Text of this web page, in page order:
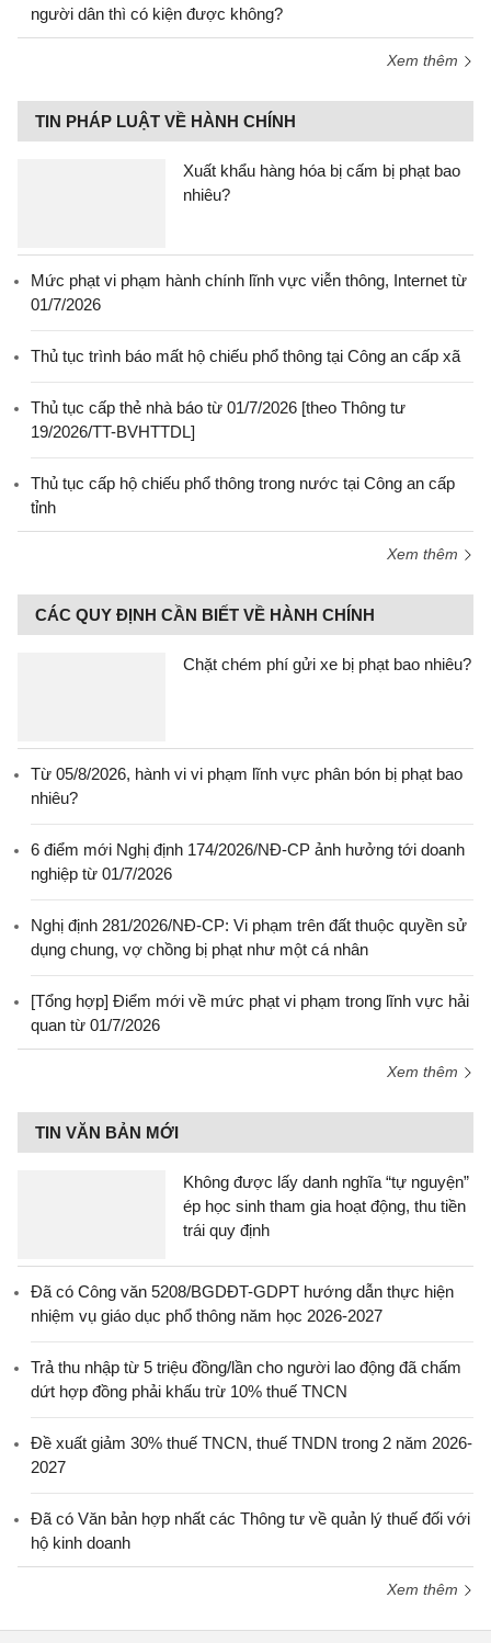
người dân thì có kiện được không?
Xem thêm
TIN PHÁP LUẬT VỀ HÀNH CHÍNH
Xuất khẩu hàng hóa bị cấm bị phạt bao
nhiêu?
Mức phạt vi phạm hành chính lĩnh vực viễn thông, Internet từ
01/7/2026
Thủ tục trình báo mất hộ chiếu phổ thông tại Công an cấp xã
Thủ tục cấp thẻ nhà báo từ 01/7/2026 [theo Thông tư
19/2026/TT-BVHTTDL]
Thủ tục cấp hộ chiếu phổ thông trong nước tại Công an cấp
tỉnh
Xem thêm
CÁC QUY ĐỊNH CẦN BIẾT VỀ HÀNH CHÍNH
Chặt chém phí gửi xe bị phạt bao nhiêu?
Từ 05/8/2026, hành vi vi phạm lĩnh vực phân bón bị phạt bao
nhiêu?
6 điểm mới Nghị định 174/2026/NĐ-CP ảnh hưởng tới doanh
nghiệp từ 01/7/2026
Nghị định 281/2026/NĐ-CP: Vi phạm trên đất thuộc quyền sử
dụng chung, vợ chồng bị phạt như một cá nhân
[Tổng hợp] Điểm mới về mức phạt vi phạm trong lĩnh vực hải
quan từ 01/7/2026
Xem thêm
TIN VĂN BẢN MỚI
Không được lấy danh nghĩa “tự nguyện”
ép học sinh tham gia hoạt động, thu tiền
trái quy định
Đã có Công văn 5208/BGDĐT-GDPT hướng dẫn thực hiện
nhiệm vụ giáo dục phổ thông năm học 2026-2027
Trả thu nhập từ 5 triệu đồng/lần cho người lao động đã chấm
dứt hợp đồng phải khấu trừ 10% thuế TNCN
Đề xuất giảm 30% thuế TNCN, thuế TNDN trong 2 năm 2026-
2027
Đã có Văn bản hợp nhất các Thông tư về quản lý thuế đối với
hộ kinh doanh
Xem thêm